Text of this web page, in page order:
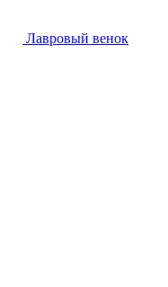
Лавровый венок